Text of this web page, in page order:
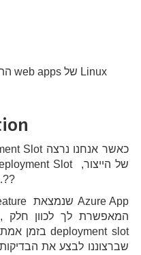
Swap - התצוגה המקדימה, לא תומכת web apps של Linux
אבל רק כדי לוודא שהכל עובד כראוי.??
שברצוננו לבצע את